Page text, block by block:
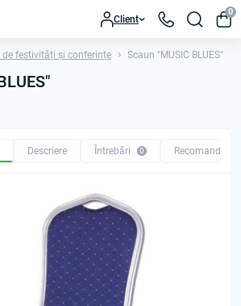
Client
0
de festivități și conferințe Scaun "MUSIC BLUES"
Descriere Întrebări 0 Recomandăm